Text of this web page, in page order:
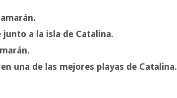
a la isla de Catalina.
una de las mejores playas de Catalina.